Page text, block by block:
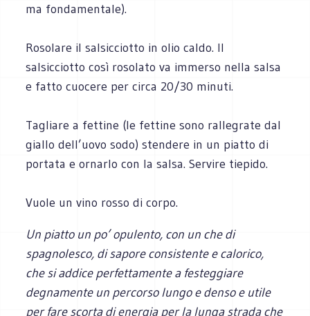
ma fondamentale).
Rosolare il salsicciotto in olio caldo. Il
salsicciotto così rosolato va immerso nella salsa
e fatto cuocere per circa 20/30 minuti.
Tagliare a fettine (le fettine sono rallegrate dal
giallo dell’uovo sodo) stendere in un piatto di
portata e ornarlo con la salsa. Servire tiepido.
Vuole un vino rosso di corpo.
Un piatto un po’ opulento, con un che di
spagnolesco, di sapore consistente e calorico,
che si addice perfettamente a festeggiare
degnamente un percorso lungo e denso e utile
per fare scorta di energia per la lunga strada che